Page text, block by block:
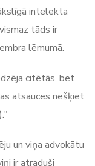
intelekta
tāds ir
lēmumā.
citētās, bet
atsauces nešķiet
un viņa advokātu
ir atraduši